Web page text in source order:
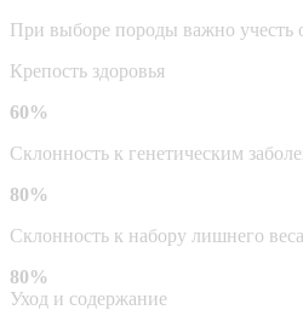
При выборе породы важно учесть
Крепость здоровья
60%
Склонность к генетическим
80%
Склонность к набору лишнего веса
80%
Уход и содержание